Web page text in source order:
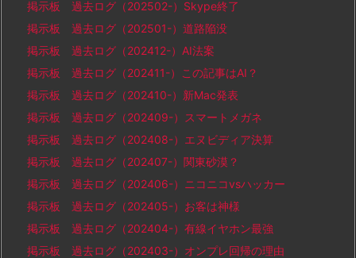
掲示板 過去ログ（202502-）Skype終了
掲示板 過去ログ（202501-）道路陥没
掲示板 過去ログ（202412-）AI法案
掲示板 過去ログ（202411-）この記事はAI？
掲示板 過去ログ（202410-）新Mac発表
掲示板 過去ログ（202409-）スマートメガネ
掲示板 過去ログ（202408-）エヌビディア決算
掲示板 過去ログ（202407-）関東砂漠？
掲示板 過去ログ（202406-）ニコニコvsハッカー
掲示板 過去ログ（202405-）お客は神様
掲示板 過去ログ（202404-）有線イヤホン最強
掲示板 過去ログ（202403-）オンプレ回帰の理由